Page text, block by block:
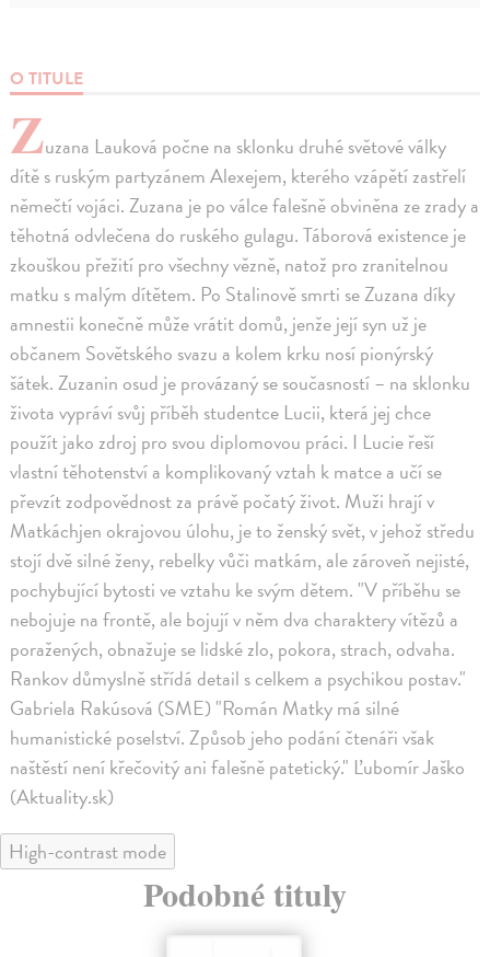
O TITULE
Zuzana Lauková počne na sklonku druhé světové války
dítě s ruským partyzánem Alexejem, kterého vzápětí zastřelí
němečtí vojáci. Zuzana je po válce falešně obviněna ze zrady a
těhotná odvlečena do ruského gulagu. Táborová existence je
zkouškou přežití pro všechny vězně, natož pro zranitelnou
matku s malým dítětem. Po Stalinově smrti se Zuzana díky
amnestii konečně může vrátit domů, jenže její syn už je
občanem Sovětského svazu a kolem krku nosí pionýrský
šátek. Zuzanin osud je provázaný se současností – na sklonku
života vypráví svůj příběh studentce Lucii, která jej chce
použít jako zdroj pro svou diplomovou práci. I Lucie řeší
vlastní těhotenství a komplikovaný vztah k matce a učí se
převzít zodpovědnost za právě počatý život. Muži hrají v
Matkáchjen okrajovou úlohu, je to ženský svět, v jehož středu
stojí dvě silné ženy, rebelky vůči matkám, ale zároveň nejisté,
pochybující bytosti ve vztahu ke svým dětem. "V příběhu se
nebojuje na frontě, ale bojují v něm dva charaktery vítězů a
poražených, obnažuje se lidské zlo, pokora, strach, odvaha.
Rankov důmyslně střídá detail s celkem a psychikou postav."
Gabriela Rakúsová (SME) "Román Matky má silné
humanistické poselství. Způsob jeho podání čtenáři však
naštěstí není křečovitý ani falešně patetický." Ľubomír Jaško
(Aktuality.sk)
High-contrast mode
Podobné tituly